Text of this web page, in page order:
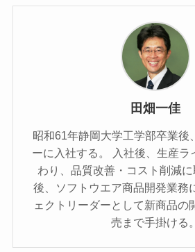
田畑一佳
昭和61年静岡大学工学部卒業後
ーに入社する。 入社後、生産ラ
わり、品質改善・コスト削減
後、ソフトウエア商品開発業務
ェクトリーダーとして新商品の
売まで手掛ける。